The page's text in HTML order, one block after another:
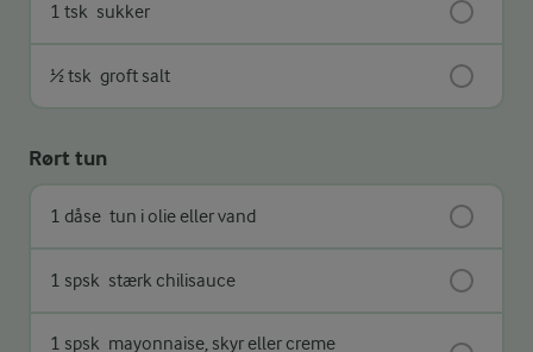
1 tsk sukker
½ tsk groft salt
Rørt tun
1 dåse tun i olie eller vand
1 spsk stærk chilisauce
1 spsk mayonnaise, skyr eller creme